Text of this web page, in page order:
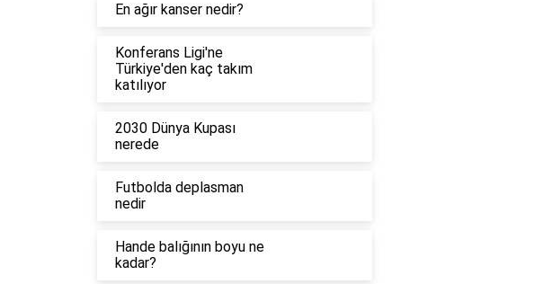
En ağır kanser nedir?
Konferans Ligi'ne
Türkiye'den kaç takım
katılıyor
2030 Dünya Kupası
nerede
Futbolda deplasman
nedir
Hande balığının boyu ne
kadar?